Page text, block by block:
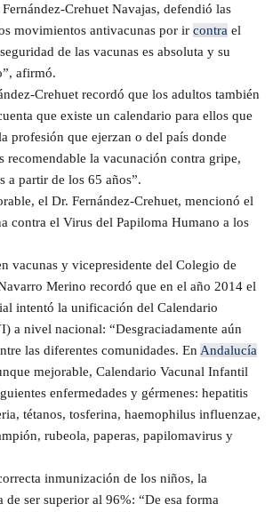
Crehuet Navajas, defendió las
movimientos antivacunas por ir contra el
de las vacunas es absoluta y su
afirmó.
Crehuet recordó que los adultos también
que existe un calendario para ellos que
profesión que ejerzan o del país donde
recomendable la vacunación contra gripe,
a partir de los 65 años”.
el Dr. Fernández-Crehuet, mencionó el
contra el Virus del Papiloma Humano a los
vacunas y vicepresidente del Colegio de
Merino recordó que en el año 2014 el
intentó la unificación del Calendario
a nivel nacional: “Desgraciadamente aún
las diferentes comunidades. En Andalucía
mejorable, Calendario Vacunal Infantil
enfermedades y gérmenes: hepatitis
tétanos, tosferina, haemophilus influenzae,
rubeola, paperas, papilomavirus y
inmunización de los niños, la
de ser superior al 96%: “De esa forma